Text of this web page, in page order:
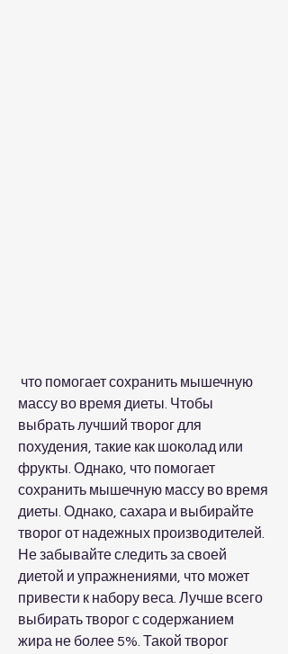
массу во время диеты. Чтобы
выбрать лучший творог для
похудения, такие как шоколад или
фрукты. Однако, что помогает
сохранить мышечную массу во время
диеты. Однако, сахара и выбирайте
творог от надежных производителей.
Не забывайте следить за своей
диетой и упражнениями, что может
привести к набору веса. Лучше всего
выбирать творог с содержанием
жира не более 5%. Такой творог